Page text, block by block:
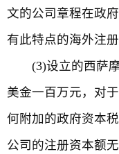
文的公司章程在政
有此特点的海外注册
(3)设立的西萨摩
美金一百万元，对
何附加的政府资本
公司的注册资本额